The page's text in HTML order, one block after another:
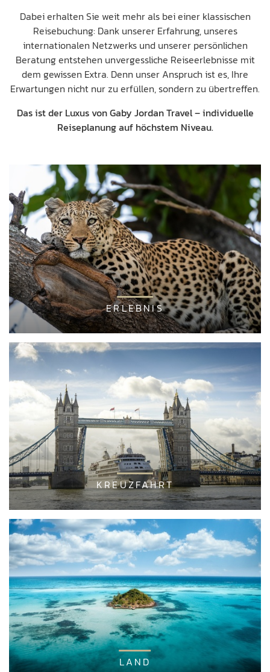
Dabei erhalten Sie weit mehr als bei einer klassischen
Reisebuchung: Dank unserer Erfahrung, unseres
internationalen Netzwerks und unserer persönlichen
Beratung entstehen unvergessliche Reiseerlebnisse mit
dem gewissen Extra. Denn unser Anspruch ist es, Ihre
Erwartungen nicht nur zu erfüllen, sondern zu übertreffen.
Das ist der Luxus von Gaby Jordan Travel – individuelle
Reiseplanung auf höchstem Niveau.
ERLEBNIS
KREUZFAHRT
LAND